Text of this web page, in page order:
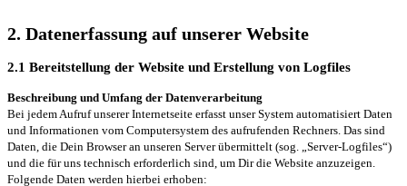
2. Datenerfassung auf unserer Website
2.1 Bereitstellung der Website und Erstellung von Logfiles
Beschreibung und Umfang der Datenverarbeitung
Bei jedem Aufruf unserer Internetseite erfasst unser System automatisiert Daten
und Informationen vom Computersystem des aufrufenden Rechners. Das sind
Daten, die Dein Browser an unseren Server übermittelt (sog. „Server-Logfiles“)
und die für uns technisch erforderlich sind, um Dir die Website anzuzeigen.
Folgende Daten werden hierbei erhoben: